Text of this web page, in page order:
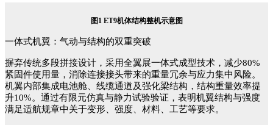
图 1 ET9机体结构整机示意图
一体式机翼：气动与结构的双重突破
摒弃传统多段拼接设计，采用全翼展一体式成型技术，减少80%
紧固件使用量，消除连接接头带来的重量冗余与应力集中风险。
机翼内部集成电池舱、线缆通道及强化梁结构，结构重量效率提
升10%。通过有限元仿真与静力试验验证， 表明机翼结构与强度
满足适航规章中关于变形、强度、材料、工艺等要求。